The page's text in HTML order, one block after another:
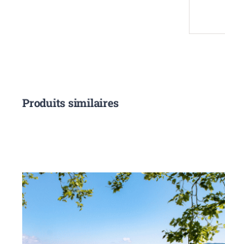
Produits similaires